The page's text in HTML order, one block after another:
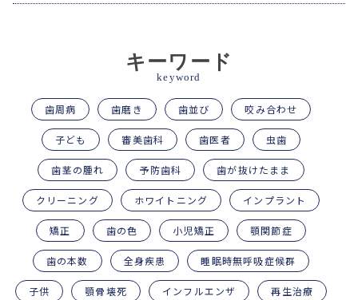
キーワード
keyword
歯周病 歯磨き 歯並び 咬み合わせ
子ども 審美歯科 歯医者 虫歯
歯茎の腫れ 予防歯科 歯が抜けたまま
クリーニング ホワイトニング インプラント
矯正 歯の色 小児矯正 顎関節症
歯の本数 全身疾患 睡眠時無呼吸症候群
子供 顎骨壊死 インフルエンザ 再生治療